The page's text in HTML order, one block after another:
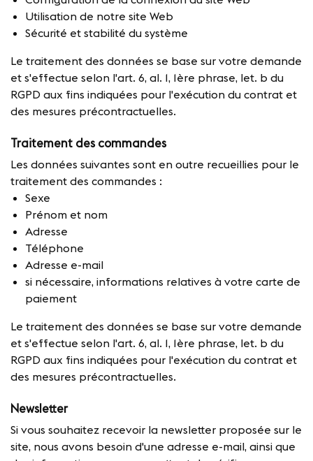
Utilisation de notre site Web
Sécurité et stabilité du système
Le traitement des données se base sur votre demande
et s'effectue selon l'art. 6, al. 1, 1ère phrase, let. b du
RGPD aux fins indiquées pour l'exécution du contrat et
des mesures précontractuelles.
Traitement des commandes
Les données suivantes sont en outre recueillies pour le
traitement des commandes :
Sexe
Prénom et nom
Adresse
Téléphone
Adresse e-mail
si nécessaire, informations relatives à votre carte de
paiement
Le traitement des données se base sur votre demande
et s'effectue selon l'art. 6, al. 1, 1ère phrase, let. b du
RGPD aux fins indiquées pour l'exécution du contrat et
des mesures précontractuelles.
Newsletter
Si vous souhaitez recevoir la newsletter proposée sur le
site, nous avons besoin d'une adresse e-mail, ainsi que